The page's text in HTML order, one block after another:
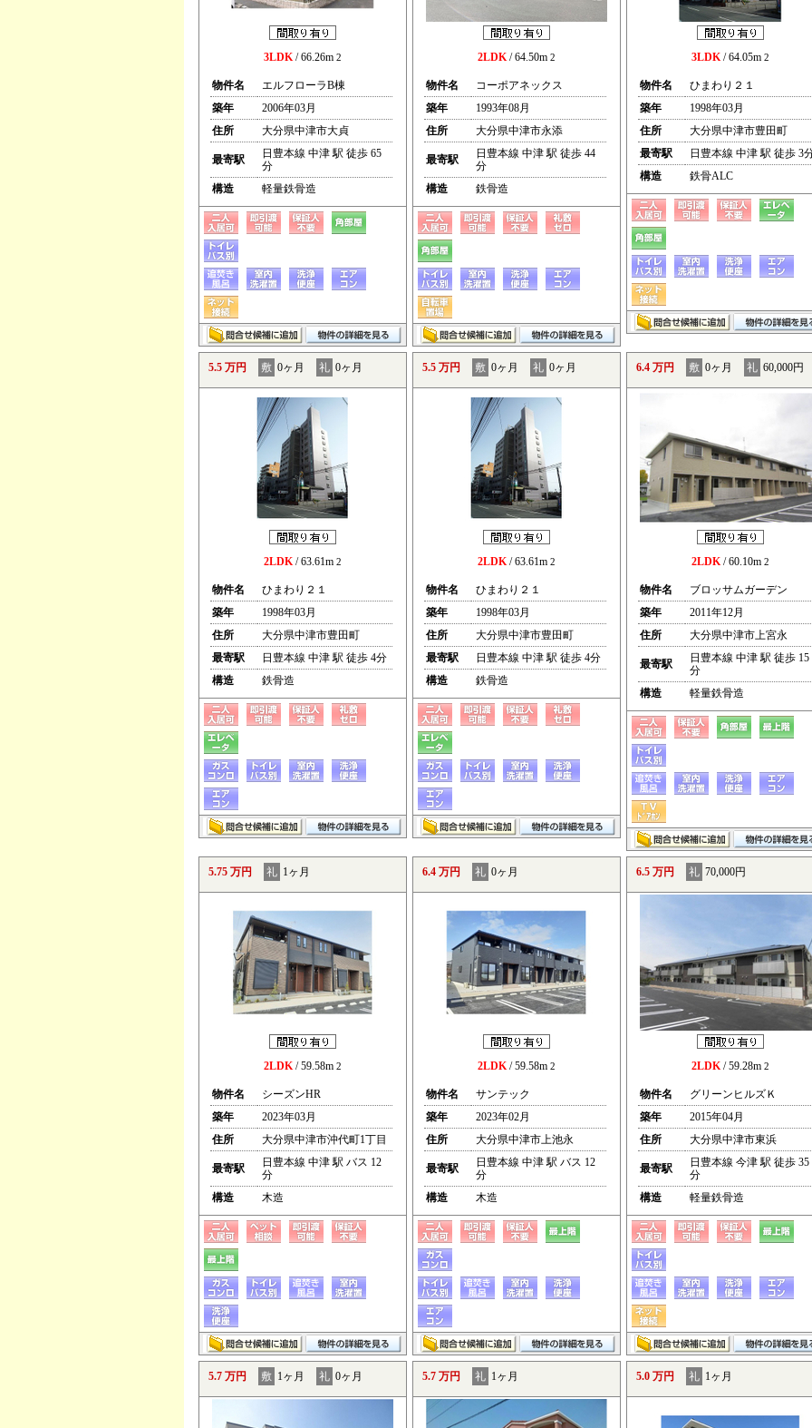
3LDK/ 66.26m 2
物件名
エルフローラB棟
築年
2006年03月
住所
大分県中津市大貞
最寄駅
日豊本線 中津 駅 徒歩 65
分
構造
軽量鉄骨造
2LDK/ 64.50m 2
物件名
コーポアネックス
築年
1993年08月
住所
大分県中津市永添
最寄駅
日豊本線 中津 駅 徒歩 44
分
構造
鉄骨造
3LDK/ 64.05m 2
物件名
ひまわり２１
築年
1998年03月
住所
大分県中津市豊田町
最寄駅
日豊本線 中津 駅 徒歩 3
構造
鉄骨ALC
5.5 万円 敷 0ヶ月 礼 0ヶ月
2LDK/ 63.61m 2
物件名
ひまわり２１
築年
1998年03月
住所
大分県中津市豊田町
最寄駅
日豊本線 中津 駅 徒歩 4分
構造
鉄骨造
5.5 万円 敷 0ヶ月 礼 0ヶ月
2LDK/ 63.61m 2
物件名
ひまわり２１
築年
1998年03月
住所
大分県中津市豊田町
最寄駅
日豊本線 中津 駅 徒歩 4分
構造
鉄骨造
6.4 万円 敷 0ヶ月 礼 60,000円
2LDK/ 60.10m 2
物件名
ブロッサムガーデン
築年
2011年12月
住所
大分県中津市上宮永
最寄駅
日豊本線 中津 駅 徒歩 15
分
構造
軽量鉄骨造
5.75 万円 礼 1ヶ月
2LDK/ 59.58m 2
物件名
シーズンHR
築年
2023年03月
住所
大分県中津市沖代町1丁目
最寄駅
日豊本線 中津 駅 バス 12
分
構造
木造
6.4 万円 礼 0ヶ月
2LDK/ 59.58m 2
物件名
サンテック
築年
2023年02月
住所
大分県中津市上池永
最寄駅
日豊本線 中津 駅 バス 12
分
構造
木造
6.5 万円 礼 70,000円
2LDK/ 59.28m 2
物件名
グリーンヒルズＫ
築年
2015年04月
住所
大分県中津市東浜
最寄駅
日豊本線 今津 駅 徒歩 35
分
構造
軽量鉄骨造
5.7 万円 敷 1ヶ月 礼 0ヶ月 5.7 万円 礼 1ヶ月 5.0 万円 礼 1ヶ月